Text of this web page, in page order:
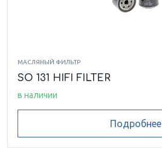
МАСЛЯНЫЙ ФИЛЬТР
SO 131 HIFI FILTER
в наличии
Подробнее